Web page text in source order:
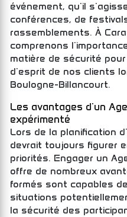
événement, qu'il
conférences, de
rassemblements. À
comprenons
matière de sécurité
d'esprit de nos clients
Boulogne-Billancourt.
Les avantages d'un
expérimenté
Lors de la planification
devrait toujours figurer
priorités. Engager un
offre de nombreux
formés sont capables
situations
la sécurité des